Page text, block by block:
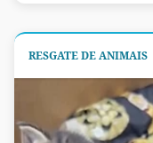
RESGATE DE ANIMAIS